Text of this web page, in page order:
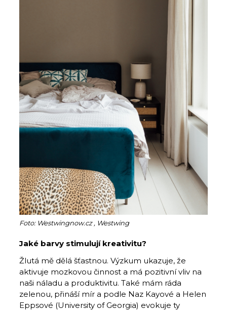
Foto: Westwingnow.cz , Westwing
Jaké barvy stimulují kreativitu?
Žlutá mě dělá šťastnou. Výzkum ukazuje, že
aktivuje mozkovou činnost a má pozitivní vliv na
naši náladu a produktivitu. Také mám ráda
zelenou, přináší mír a podle Naz Kayové a Helen
Eppsové (University of Georgia) evokuje ty